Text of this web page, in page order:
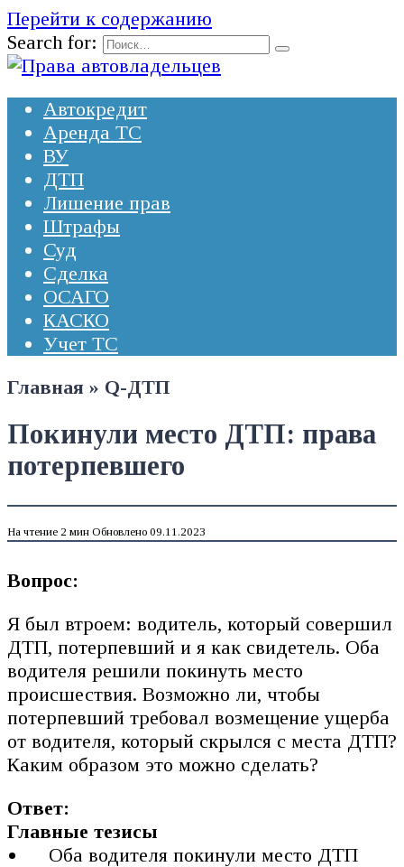
Перейти к содержанию
Search for:
Автокредит
Аренда ТС
ВУ
ДТП
Лишение прав
Штрафы
Суд
Сделка
ОСАГО
КАСКО
Учет ТС
Главная » Q-ДТП
Покинули место ДТП: права
потерпевшего
На чтение 2 мин Обновлено 09.11.2023
Вопрос:
Я был втроем: водитель, который совершил
ДТП, потерпевший и я как свидетель. Оба
водителя решили покинуть место
происшествия. Возможно ли, чтобы
потерпевший требовал возмещение ущерба
от водителя, который скрылся с места ДТП?
Каким образом это можно сделать?
Ответ:
Главные тезисы
Оба водителя покинули место ДТП